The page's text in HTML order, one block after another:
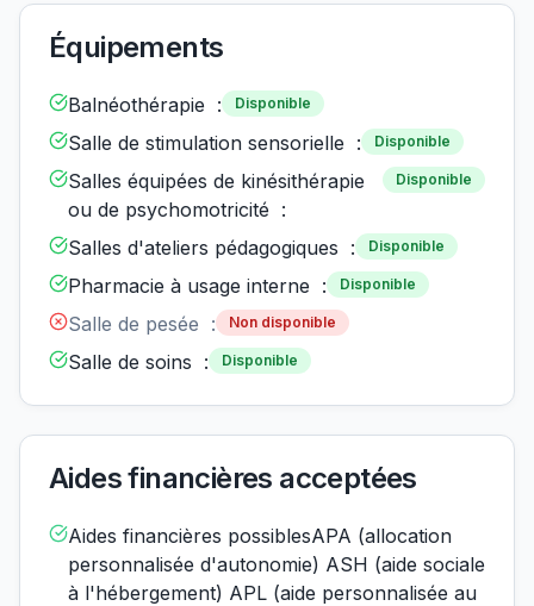
Équipements
Balnéothérapie : Disponible
Salle de stimulation sensorielle : Disponible
Salles équipées de kinésithérapie
ou de psychomotricité :
Disponible
Salles d'ateliers pédagogiques : Disponible
Pharmacie à usage interne : Disponible
Salle de pesée : Non disponible
Salle de soins : Disponible
Aides financières acceptées
Aides financières possiblesAPA (allocation
personnalisée d'autonomie) ASH (aide sociale
à l'hébergement) APL (aide personnalisée au